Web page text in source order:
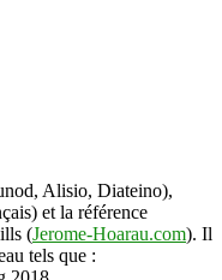
Alisio, Diateino),
et la référence
(Jerome-Hoarau.com). Il
tels que :